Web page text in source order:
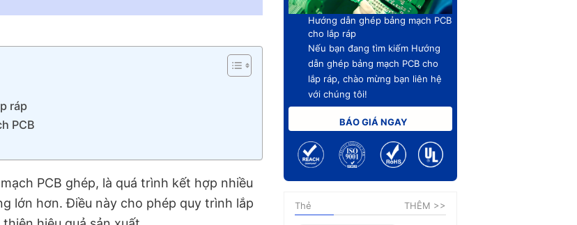
ráp
PCB
PCB ghép, là quá trình kết hợp nhiều
lớn hơn. Điều này cho phép quy trình lắp
Hướng dẫn ghép bảng mạch PCB
cho lắp ráp
Nếu bạn đang tìm kiếm Hướng
dẫn ghép bảng mạch PCB cho
lắp ráp, chào mừng bạn liên hệ
với chúng tôi!
BÁO GIÁ NGAY
Thẻ THÊM >>